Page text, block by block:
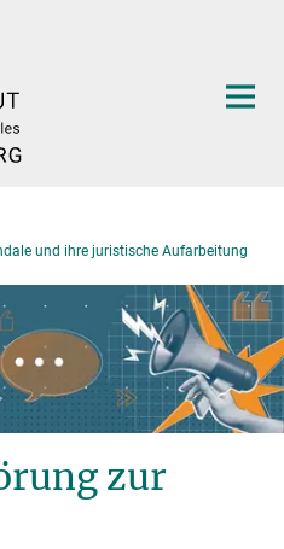
und ihre juristische Aufarbeitung
zur